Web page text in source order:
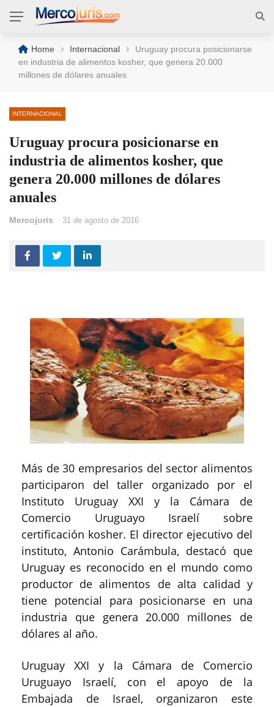
Home › Internacional ›
Uruguay procura posicionarse
en industria de alimentos kosher, que genera 20.000
millones de dólares anuales
INTERNACIONAL
Uruguay procura posicionarse en
industria de alimentos kosher, que
genera 20.000 millones de dólares
anuales
Mercojuris 31 de agosto de 2016
Más de 30 empresarios del sector alimentos
participaron del taller organizado por el
Instituto Uruguay XXI y la Cámara de
Comercio Uruguayo Israelí sobre
certificación kosher. El director ejecutivo del
instituto, Antonio Carámbula, destacó que
Uruguay es reconocido en el mundo como
productor de alimentos de alta calidad y
tiene potencial para posicionarse en una
industria que genera 20.000 millones de
dólares al año.
Uruguay XXI y la Cámara de Comercio
Uruguayo Israelí, con el apoyo de la
Embajada de Israel, organizaron este